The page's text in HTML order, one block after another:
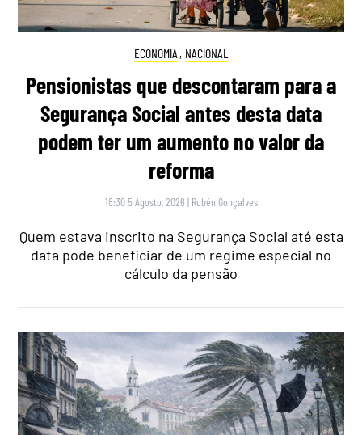
ECONOMIA , NACIONAL
Pensionistas que descontaram para a
Segurança Social antes desta data
podem ter um aumento no valor da
reforma
18:30 5 Agosto, 2026 | Rubén Gonçalves
Quem estava inscrito na Segurança Social até esta
data pode beneficiar de um regime especial no
cálculo da pensão